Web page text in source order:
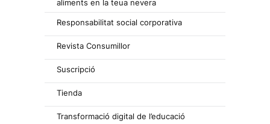
aliments en la teua nevera
Responsabilitat social corporativa
Revista Consumillor
Suscripció
Tienda
Transformació digital de l’educació